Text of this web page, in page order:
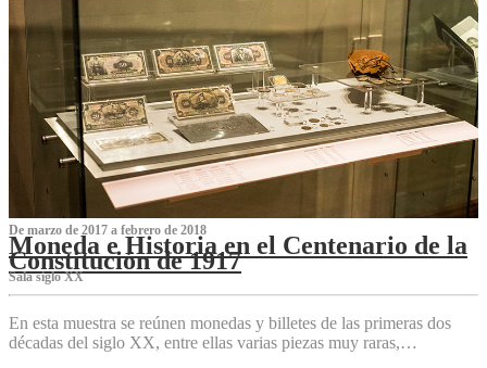
De marzo de 2017 a febrero de 2018
Moneda e Historia en el Centenario de la
Constitución de 1917
Sala siglo XX
En esta muestra se reúnen monedas y billetes de las primeras dos
décadas del siglo XX, entre ellas varias piezas muy raras,…